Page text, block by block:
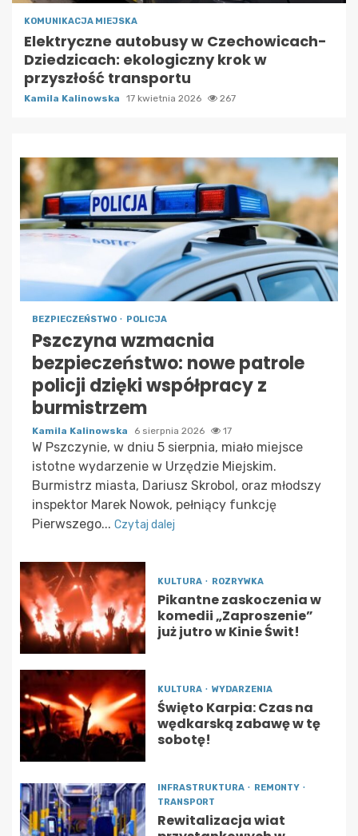
KOMUNIKACJA MIEJSKA
Elektryczne autobusy w Czechowicach-
Dziedzicach: ekologiczny krok w
przyszłość transportu
Kamila Kalinowska 17 kwietnia 2026 267
BEZPIECZEŃSTWO POLICJA
Pszczyna wzmacnia
bezpieczeństwo: nowe patrole
policji dzięki współpracy z
burmistrzem
Kamila Kalinowska 6 sierpnia 2026 17
W Pszczynie, w dniu 5 sierpnia, miało miejsce
istotne wydarzenie w Urzędzie Miejskim.
Burmistrz miasta, Dariusz Skrobol, oraz młodszy
inspektor Marek Nowok, pełniący funkcję
Pierwszego... Czytaj dalej
KULTURA ROZRYWKA
Pikantne zaskoczenia w
komedii „Zaproszenie”
już jutro w Kinie Świt!
KULTURA WYDARZENIA
Święto Karpia: Czas na
wędkarską zabawę w tę
sobotę!
INFRASTRUKTURA
REMONTY
TRANSPORT
Rewitalizacja wiat